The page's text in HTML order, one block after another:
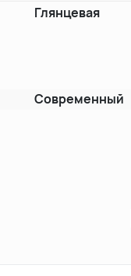
Глянцевая
Современный